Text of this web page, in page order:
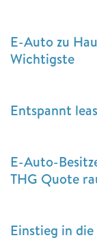
E-Auto zu
Wichtigste
Entspannt
E-Auto-
THG Quote
Einstieg in